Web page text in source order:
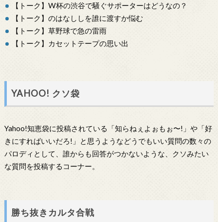
【トーク】W杯の渋谷で騒ぐサポーターはどうなの？
【トーク】のはなししを誰に渡すか悩む
【トーク】草野球で急の雷雨
【トーク】カセットテープの思い出
YAHOO! クソ袋
Yahoo!知恵袋に投稿されている「知らねぇよぉもぉ〜!」や「好
きにすればいいだろ!」と思うようなどうでもいい質問の数々の
パロディとして、誰からも回答がつかないような、クソみたい
な質問を投稿するコーナー。
勝ち抜きカルタ合戦